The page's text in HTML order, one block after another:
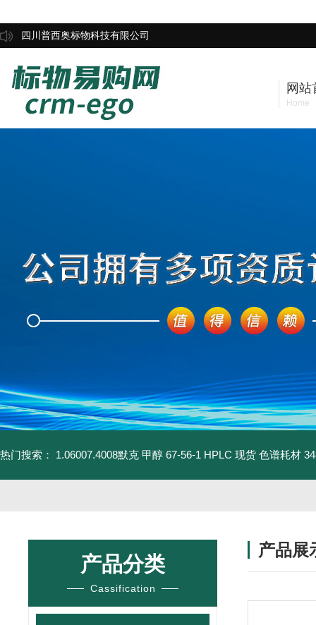
四川普西奥标物科技有限公司
网站
Home
热门搜索： 1.06007.4008默克 甲醇 67-56-1 HPLC 现货 色谱耗材
产品分类
Cassification
产品展